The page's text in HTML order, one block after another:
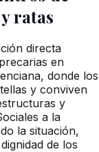
ratas
directa
en
donde los
y conviven
y
a la
la situación,
de los